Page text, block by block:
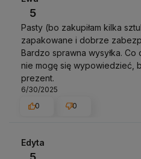
5
Pasty (bo zakupiłam kilka
zapakowane i dobrze
Bardzo sprawna wysyłka.
nie mogę się wypowiedzieć,
prezent.
6/30/2025
0
0
Edyta